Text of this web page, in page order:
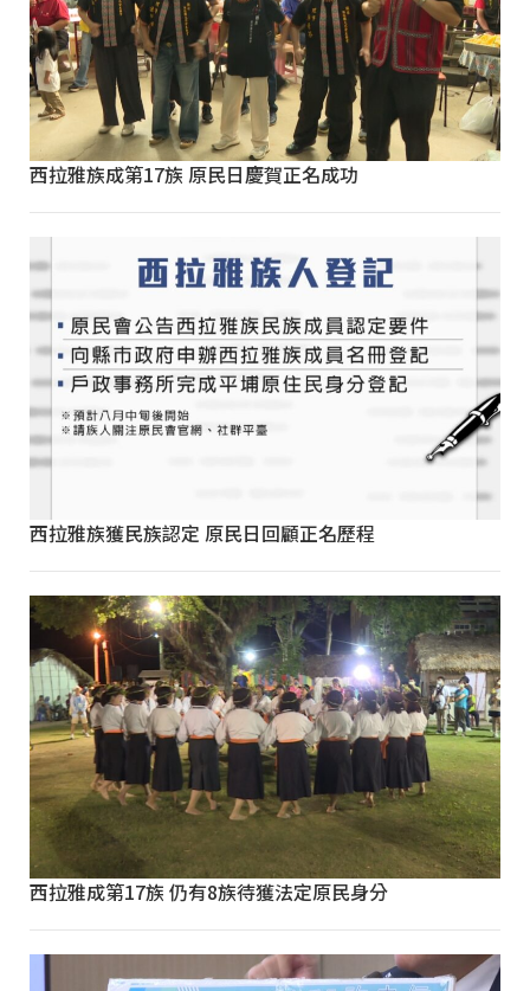
西拉雅族成第17族 原民日慶賀正名成功
西拉雅族獲民族認定 原民日回顧正名歷程
西拉雅成第17族 仍有8族待獲法定原民身分